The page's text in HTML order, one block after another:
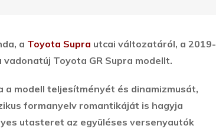
a Toyota Supra utcai változatáról, a 2019-
Toyota GR Supra modellt.
modell teljesítményét és dinamizmusát,
formanyelv romantikáját is hagyja
utasteret az együléses versenyautók